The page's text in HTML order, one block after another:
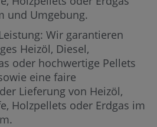
und Umgebung.
Wir garantieren
Heizöl, Diesel,
oder hochwertige Pellets
eine faire
Lieferung von Heizöl,
Holzpellets oder Erdgas im